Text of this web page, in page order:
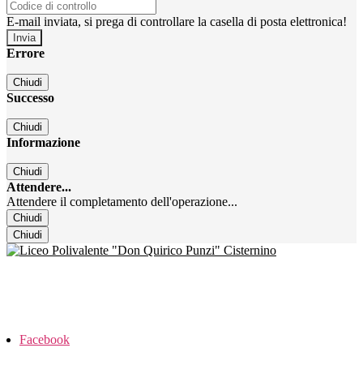
E-mail inviata, si prega di controllare la casella di posta elettronica!
Errore
Chiudi
Successo
Chiudi
Informazione
Chiudi
Attendere...
Attendere il completamento dell'operazione...
Chiudi
Chiudi
Facebook